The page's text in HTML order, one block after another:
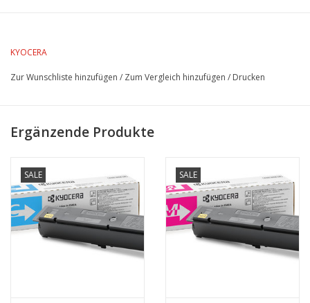
KYOCERA
Zur Wunschliste hinzufügen / Zum Vergleich hinzufügen / Drucken
Ergänzende Produkte
SALE SALE